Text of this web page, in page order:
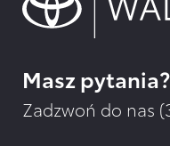
Masz pytania?
Zadzwoń do nas